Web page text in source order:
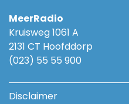
MeerRadio
Kruisweg 1061 A
2131 CT Hoofddorp
(023) 55 55 900
Disclaimer